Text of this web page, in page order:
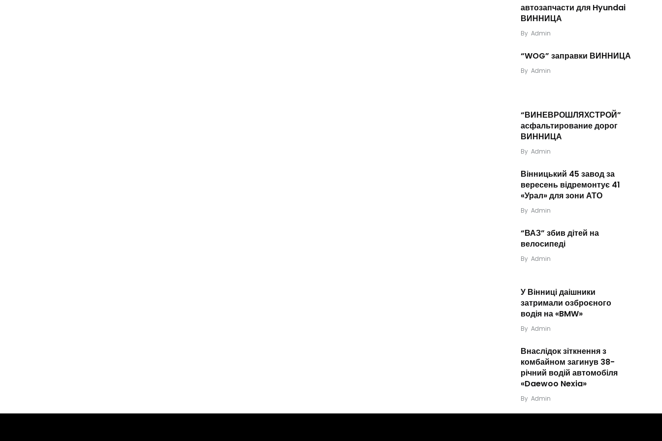
автозапчасти для Hyundai
ВИННИЦА
By Admin
“WOG” заправки ВИННИЦА
By Admin
“ВИНЕВРОШЛЯХСТРОЙ”
асфальтирование дорог
ВИННИЦА
By Admin
Вінницький 45 завод за
вересень відремонтує 41
«Урал» для зони АТО
By Admin
“ВАЗ” збив дітей на
велосипеді
By Admin
У Вінниці даішники
затримали озброєного
водія на «BMW»
By Admin
Внаслідок зіткнення з
комбайном загинув 38-
річний водій автомобіля
«Daewoo Nexia»
By Admin